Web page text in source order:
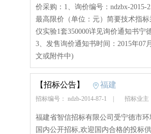
价采购：1、询价编号：ndzbx-
最高限价（单位：元）简要技术指
仪实验1套350000详见询价通知书宁
3、发售询价通知书时间：2015年07
文或附件中)
【招标公告】 福建
招标编号： ndzb-2014-87-1 招标业主
福建省智信招标有限公司受宁德市
国内公开招标,欢迎国内合格的投标